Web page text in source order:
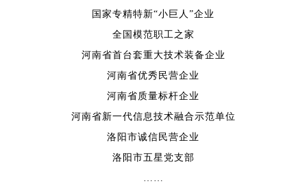
国家专精特新“小巨人”企业
全国模范职工之家
河南省首台套重大技术装备企业
河南省优秀民营企业
河南省质量标杆企业
河南省新一代信息技术融合示范单位
洛阳市诚信民营企业
洛阳市五星党支部
……